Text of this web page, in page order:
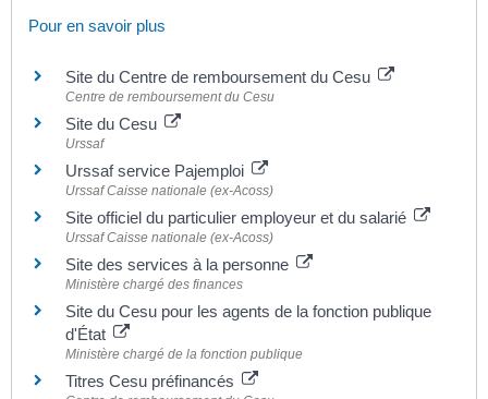
Pour en savoir plus
Site du Centre de remboursement du Cesu
Centre de remboursement du Cesu
Site du Cesu
Urssaf
Urssaf service Pajemploi
Urssaf Caisse nationale (ex-Acoss)
Site officiel du particulier employeur et du salarié
Urssaf Caisse nationale (ex-Acoss)
Site des services à la personne
Ministère chargé des finances
Site du Cesu pour les agents de la fonction publique
d'État
Ministère chargé de la fonction publique
Titres Cesu préfinancés